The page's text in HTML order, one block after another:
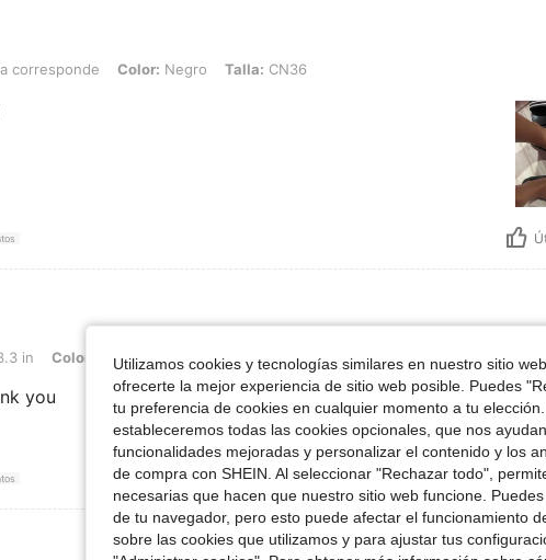
Color: Negro, Talla: CN36
corresponde Color: Negro Talla: CN36
Color: Negro, Talla: CN41
in Color: Negro CN41
you
Ver Más Reseñas
Utilizamos cookies y tecnologías similares en nuestro sitio
ofrecerte la mejor experiencia de sitio web posible. Puedes
tu preferencia de cookies en cualquier momento a tu
estableceremos todas las cookies opcionales, que nos
funcionalidades mejoradas y personalizar el contenido y los
de compra con SHEIN. Al seleccionar "Rechazar todo",
necesarias que hacen que nuestro sitio web funcione.
de tu navegador, pero esto puede afectar el funcionamiento
sobre las cookies que utilizamos y para ajustar tus